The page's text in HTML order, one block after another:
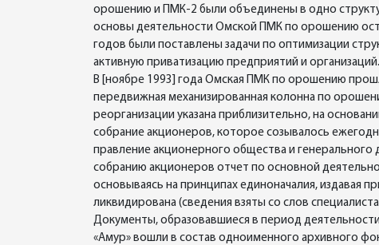
орошению и ПМК-2 были объединены в одно
основы деятельности Омской ПМК по орошению
годов были поставлены задачи по оптимизации
активную приватизацию предприятий и организаций.
В [ноябре 1993] года Омская ПМК по орошению
передвижная механизированная колонна по
реорганизации указана приблизительно, на
собрание акционеров, которое созывалось
правление акционерного общества и
собранию акционеров отчет по основной
основываясь на принципах единоначалия, издавая
ликвидирована (сведения взяты со слов
Документы, образовавшиеся в период
«Амур» вошли в состав одноименного архивного